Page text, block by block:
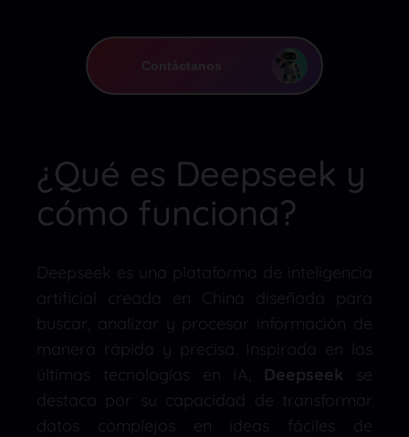
Contáctanos
¿Qué es Deepseek y
cómo funciona?
Deepseek es una plataforma de inteligencia
artificial creada en China diseñada para
buscar, analizar y procesar información de
manera rápida y precisa. Inspirada en las
últimas tecnologías en IA, Deepseek se
destaca por su capacidad de transformar
datos complejos en ideas fáciles de